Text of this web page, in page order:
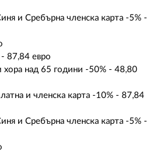
и Сребърна членска карта -5% -
87,84 евро
хора над 65 години -50% - 48,80
и членска карта -10% - 87,84
и Сребърна членска карта -5% -